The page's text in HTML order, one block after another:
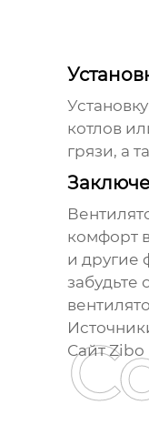
Установку
котлов
грязи, а
комфорт
и другие
забудьте
Сайт